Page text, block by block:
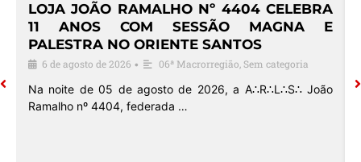
LOJA JOÃO RAMALHO Nº 4404 CELEBRA
11 ANOS COM SESSÃO MAGNA E
PALESTRA NO ORIENTE SANTOS
6 de agosto de 2026 • 06ª Macrorregião Sem categoria
Na noite de 05 de agosto de 2026, a A∴R∴L∴S∴ João
Ramalho nº 4404, federada …